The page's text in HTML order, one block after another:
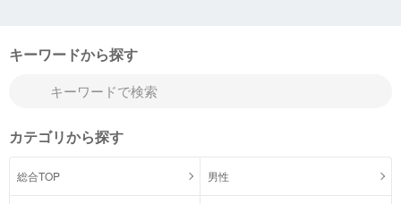
キーワードから探す
カテゴリから探す
総合TOP 男性